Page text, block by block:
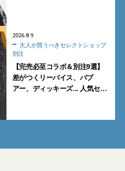
2026.8.9
別注
【完売必至コラボ＆別注9選】
差がつくリーバイス、バブ
アー、ディッキーズ... 人気セレ